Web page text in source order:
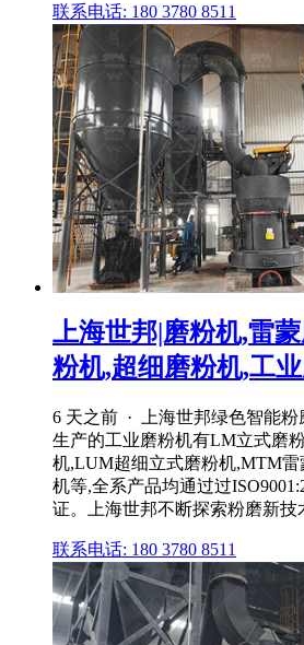
联系电话: 180 3780 8511
上海世邦|磨粉机,雷
粉机,超细磨粉机,工
6 天之前 · 上海世邦绿色智能粉
生产的工业磨粉机有LM立式磨
机,LUM超细立式磨粉机,MTM
机等,全系产品均通过过
证。上海世邦不断探索粉磨新技
联系电话: 180 3780 8511